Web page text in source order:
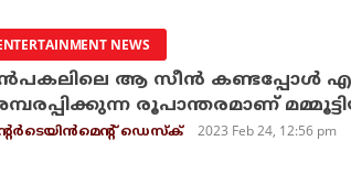
NEWS
ആ സീന്‍ കണ്ടപ്പോള്‍
രൂപാന്തരമാണ്
ഡെസ്‌ക് 2023 Feb 24, 12:56 pm